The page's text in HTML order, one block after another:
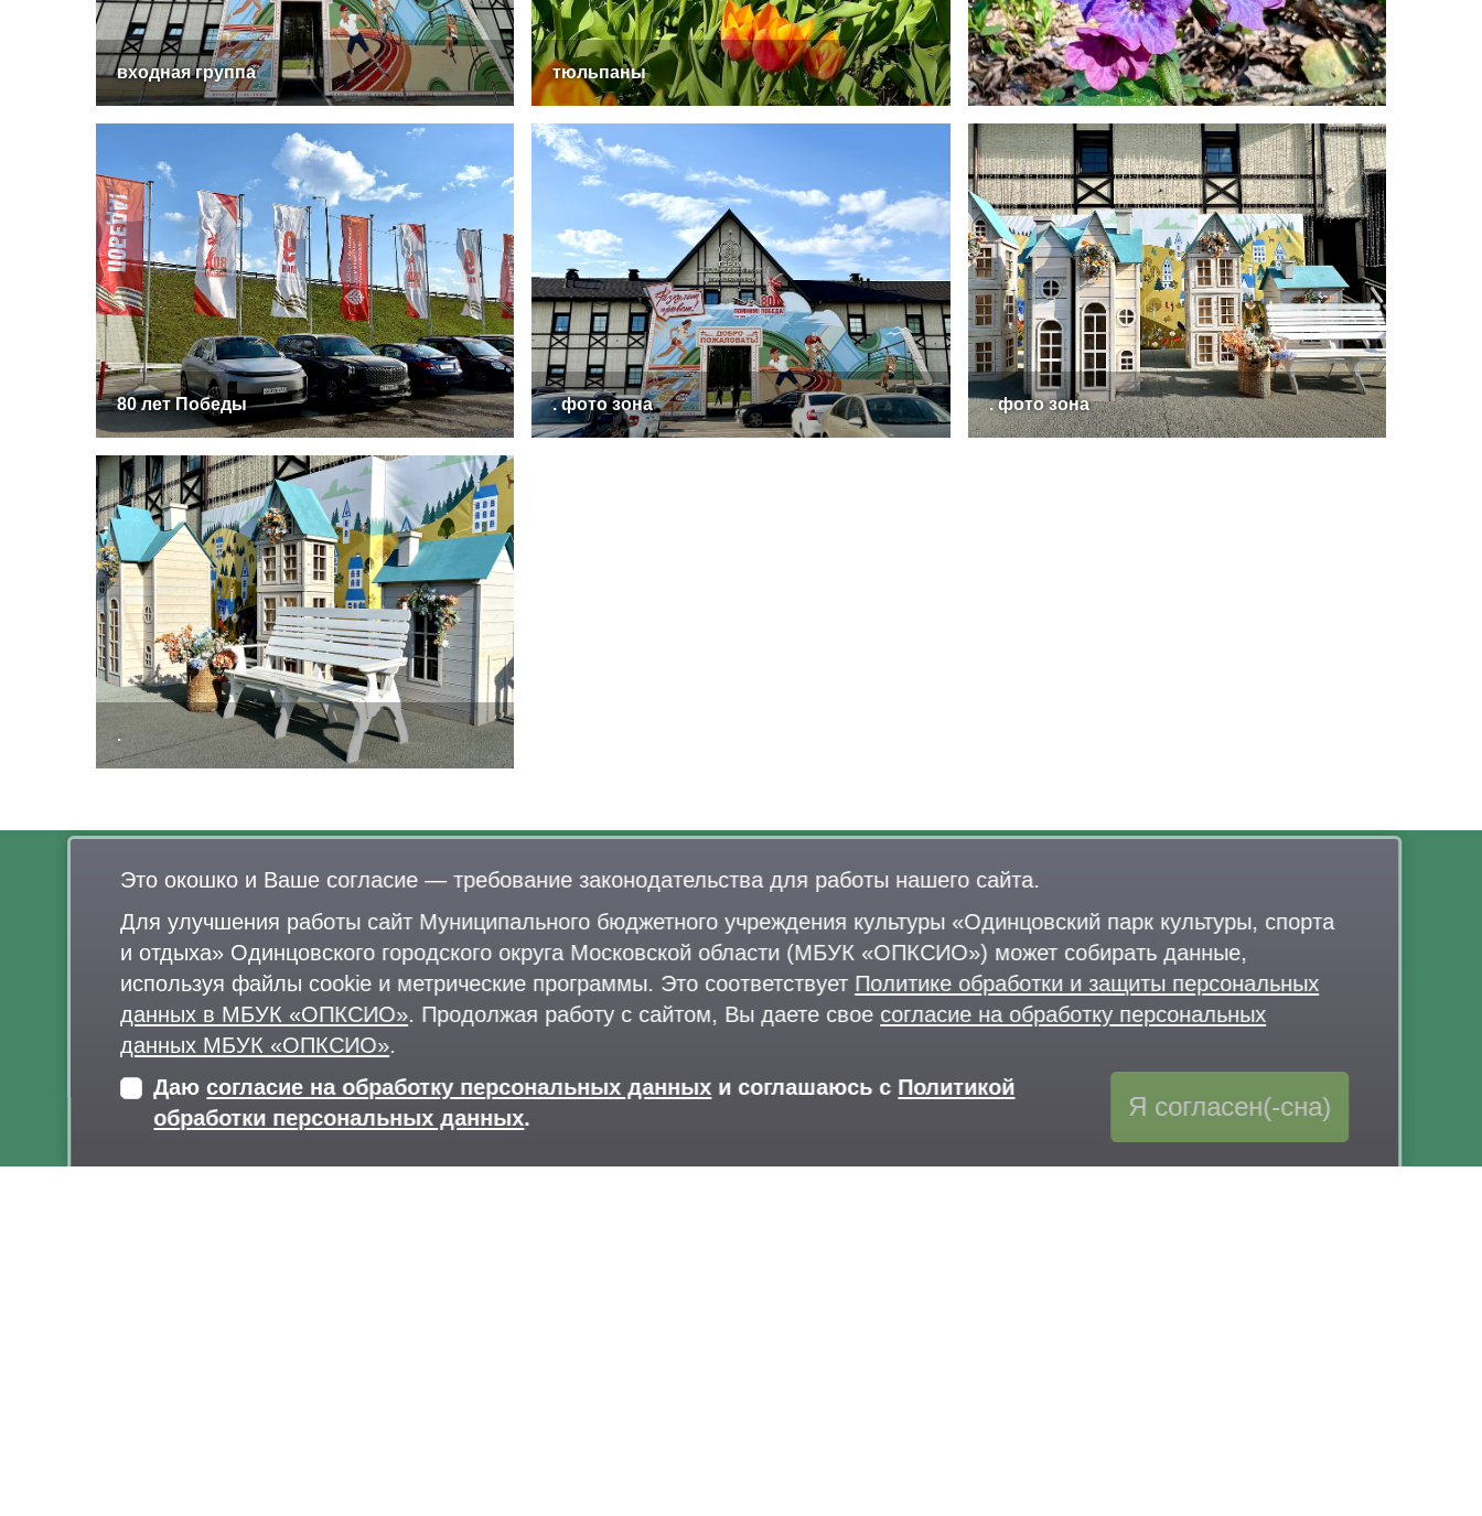
входная группа тюльпаны
80 лет Победы . фото зона . фото зона
.
Афиша
Документы
Правила поведения в парках
Лыжероллерная трасса
Раздевалки
Парковка
+7 926 341-20-63,+7 926 341-20-82
delo@lazytina-park.ru
Политика обработки персональных данных
Это окошко и Ваше согласие — требование законодательства для работы нашего сайта.
Для улучшения работы сайт Муниципального бюджетного учреждения культуры «Одинцовский парк культуры, спорта
и отдыха» Одинцовского городского округа Московской области (МБУК «ОПКСИО») может собирать данные,
используя файлы cookie и метрические программы. Это соответствует Политике обработки и защиты персональных
данных в МБУК «ОПКСИО». Продолжая работу с сайтом, Вы даете свое согласие на обработку персональных
данных МБУК «ОПКСИО».
Даюсогласие на обработку персональных данных и соглашаюсь с Политикой
обработки персональных данных. Я согласен(-сна)